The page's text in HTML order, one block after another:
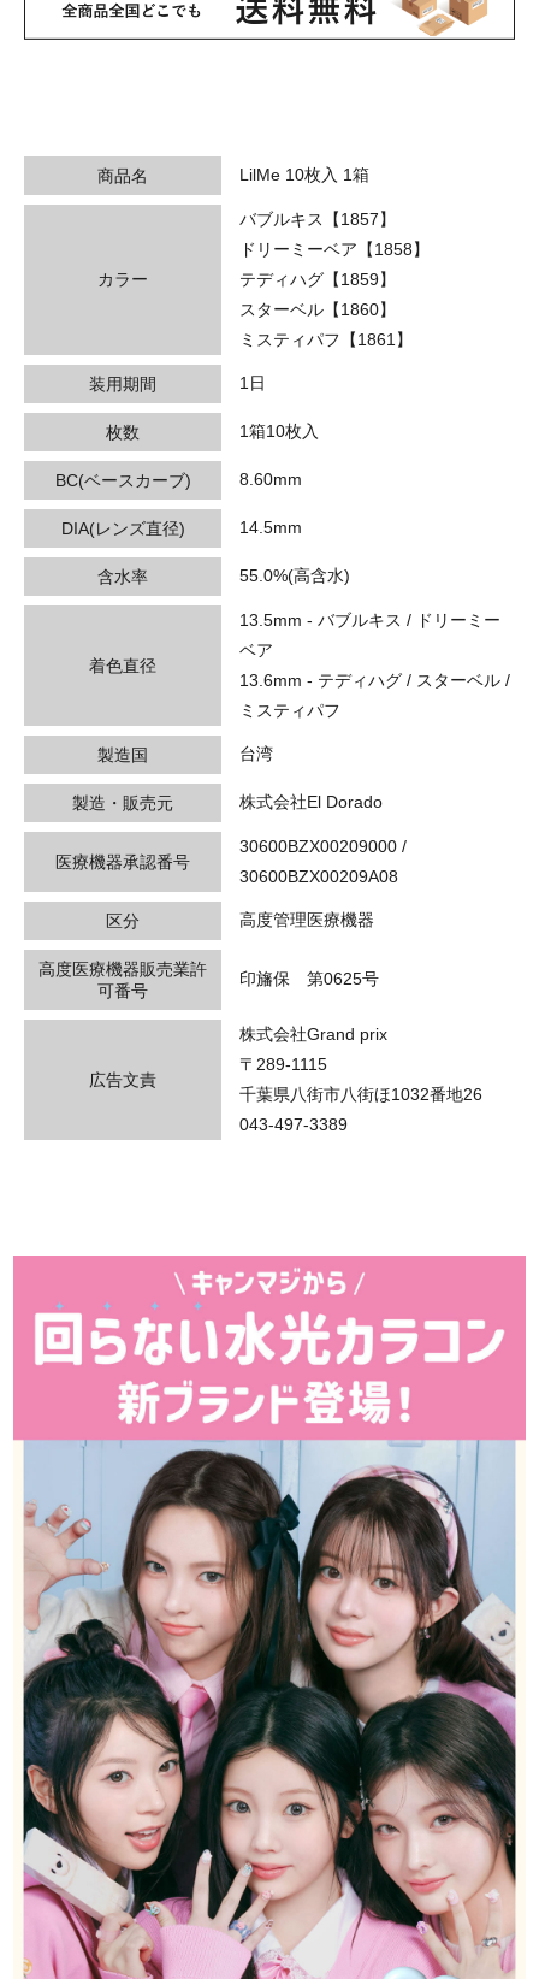
商品名 LilMe 10枚入 1箱
カラー
バブルキス【1857】
ドリーミーベア【1858】
テディハグ【1859】
スターベル【1860】
ミスティパフ【1861】
装用期間 1日
枚数 1箱10枚入
BC(ベースカーブ) 8.60mm
DIA(レンズ直径) 14.5mm
含水率 55.0%(高含水)
着色直径
13.5mm - バブルキス / ドリーミー
ベア
13.6mm - テディハグ / スターベル /
ミスティパフ
製造国 台湾
製造・販売元 株式会社El Dorado
医療機器承認番号
30600BZX00209000 /
30600BZX00209A08
区分 高度管理医療機器
高度医療機器販売業許
可番号
印旛保 第0625号
広告文責
株式会社Grand prix
〒289-1115
千葉県八街市八街ほ1032番地26
043-497-3389